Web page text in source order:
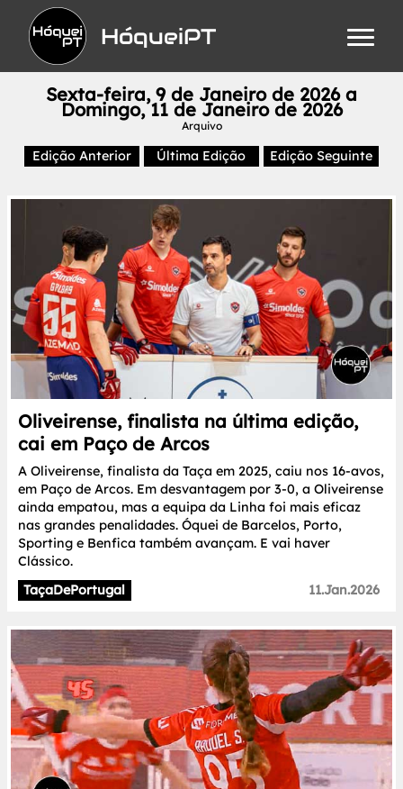
HóqueiPT
Sexta-feira, 9 de Janeiro de 2026 a
Domingo, 11 de Janeiro de 2026
Arquivo
Edição Anterior Última Edição Edição Seguinte
Oliveirense, finalista na última edição,
cai em Paço de Arcos
A Oliveirense, finalista da Taça em 2025, caiu nos 16-avos,
em Paço de Arcos. Em desvantagem por 3-0, a Oliveirense
ainda empatou, mas a equipa da Linha foi mais eficaz
nas grandes penalidades. Óquei de Barcelos, Porto,
Sporting e Benfica também avançam. E vai haver
Clássico.
TaçaDePortugal
11.Jan.2026